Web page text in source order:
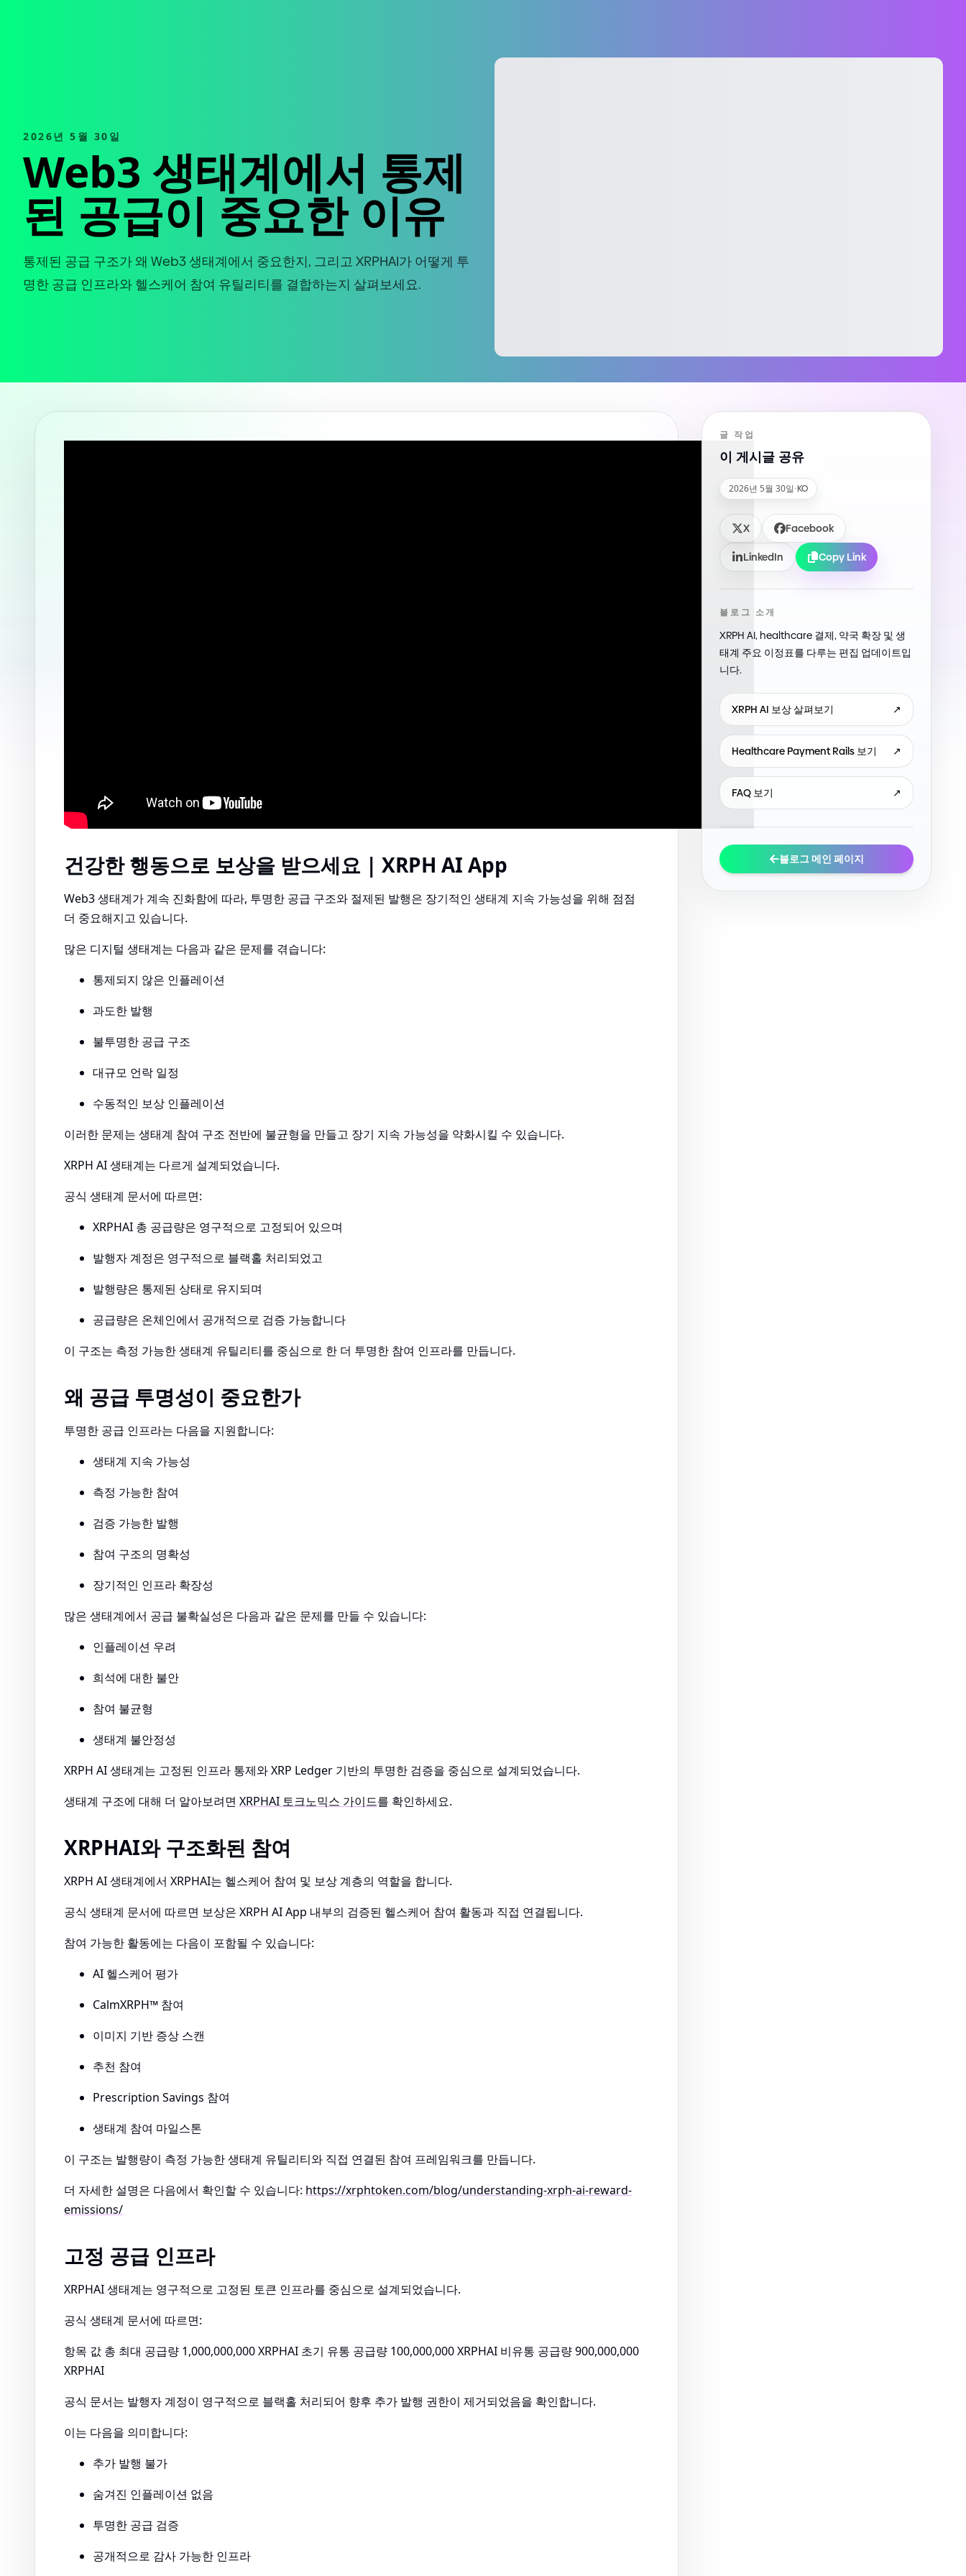
2026년 5월 30일
Web3 생태계에서 통제
된 공급이 중요한 이유
통제된 공급 구조가 왜 Web3 생태계에서 중요한지, 그리고 XRPHAI가 어떻게 투
명한 공급 인프라와 헬스케어 참여 유틸리티를 결합하는지 살펴보세요.
건강한 행동으로 보상을 받으세요 | XRPH AI App
Web3 생태계가 계속 진화함에 따라, 투명한 공급 구조와 절제된 발행은 장기적인 생태계 지속 가능성을 위해 점점
더 중요해지고 있습니다.
많은 디지털 생태계는 다음과 같은 문제를 겪습니다:
통제되지 않은 인플레이션
과도한 발행
불투명한 공급 구조
대규모 언락 일정
수동적인 보상 인플레이션
이러한 문제는 생태계 참여 구조 전반에 불균형을 만들고 장기 지속 가능성을 약화시킬 수 있습니다.
XRPH AI 생태계는 다르게 설계되었습니다.
공식 생태계 문서에 따르면:
XRPHAI 총 공급량은 영구적으로 고정되어 있으며
발행자 계정은 영구적으로 블랙홀 처리되었고
발행량은 통제된 상태로 유지되며
공급량은 온체인에서 공개적으로 검증 가능합니다
이 구조는 측정 가능한 생태계 유틸리티를 중심으로 한 더 투명한 참여 인프라를 만듭니다.
왜 공급 투명성이 중요한가
투명한 공급 인프라는 다음을 지원합니다:
생태계 지속 가능성
측정 가능한 참여
검증 가능한 발행
참여 구조의 명확성
장기적인 인프라 확장성
많은 생태계에서 공급 불확실성은 다음과 같은 문제를 만들 수 있습니다:
인플레이션 우려
희석에 대한 불안
참여 불균형
생태계 불안정성
XRPH AI 생태계는 고정된 인프라 통제와 XRP Ledger 기반의 투명한 검증을 중심으로 설계되었습니다.
생태계 구조에 대해 더 알아보려면 XRPHAI 토크노믹스 가이드를 확인하세요.
XRPHAI와 구조화된 참여
XRPH AI 생태계에서 XRPHAI는 헬스케어 참여 및 보상 계층의 역할을 합니다.
공식 생태계 문서에 따르면 보상은 XRPH AI App 내부의 검증된 헬스케어 참여 활동과 직접 연결됩니다.
참여 가능한 활동에는 다음이 포함될 수 있습니다:
AI 헬스케어 평가
CalmXRPH™ 참여
이미지 기반 증상 스캔
추천 참여
Prescription Savings 참여
생태계 참여 마일스톤
이 구조는 발행량이 측정 가능한 생태계 유틸리티와 직접 연결된 참여 프레임워크를 만듭니다.
더 자세한 설명은 다음에서 확인할 수 있습니다: https://xrphtoken.com/blog/understanding-xrph-ai-reward-
emissions/
고정 공급 인프라
XRPHAI 생태계는 영구적으로 고정된 토큰 인프라를 중심으로 설계되었습니다.
공식 생태계 문서에 따르면:
항목 값 총 최대 공급량 1,000,000,000 XRPHAI 초기 유통 공급량 100,000,000 XRPHAI 비유통 공급량 900,000,000
XRPHAI
공식 문서는 발행자 계정이 영구적으로 블랙홀 처리되어 향후 추가 발행 권한이 제거되었음을 확인합니다.
이는 다음을 의미합니다:
추가 발행 불가
숨겨진 인플레이션 없음
투명한 공급 검증
공개적으로 감사 가능한 인프라
글 작업
이 게시글 공유
2026년 5월 30일·KO
X
Facebook
LinkedIn
Copy Link
블로그 소개
XRPH AI, healthcare 결제, 약국 확장 및 생
태계 주요 이정표를 다루는 편집 업데이트입
니다.
XRPH AI 보상 살펴보기 ↗
Healthcare Payment Rails 보기 ↗
FAQ 보기 ↗
블로그 메인 페이지